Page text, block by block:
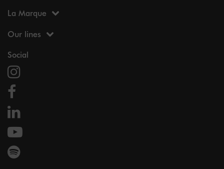
La Marque
Our lines
Social